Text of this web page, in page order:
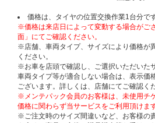
価格は、タイヤの位置交換作業1台分です
※価格は来店日によって変動する場合がご
面」にてご確認ください。
※店舗、車両タイプ、サイズにより価格が
ください。
※お車を店頭で確認し、ご選択いただいた
車両タイプ等が適合しない場合は、表示価
ございます。詳しくは、店舗にてご確認く
※メンテパック会員のお客様は、未使用チ
価格に関わらず当サービスをご利用頂けます
※ご注文時のサイズ間違いなど、お客様の